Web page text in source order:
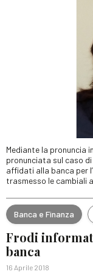
Mediante la pronuncia
pronunciata sul caso
affidati alla banca per
trasmesso le cambiali
Banca e Finanza
Frodi
banca
16 Aprile 2018